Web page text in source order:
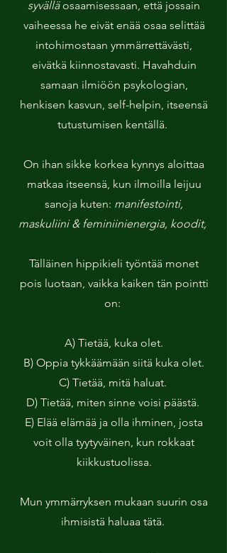
syvälläosaamisessaan, että jossain
vaiheessa he eivät enää osaa selittää
intohimostaan ymmärrettävästi,
eivätkä kiinnostavasti. Havahduin
samaan ilmiöön psykologian,
henkisen kasvun, self-helpin, itseensä
tutustumisen kentällä.
On ihan sikke korkea kynnys aloittaa
matkaa itseensä, kun ilmoilla leijuu
sanoja kuten: manifestointi,
maskuliini & feminiinienergia, koodit,
Tälläinen hippikieli työntää monet
pois luotaan, vaikka kaiken tän pointti
on:
A) Tietää, kuka olet.
B) Oppia tykkäämään siitä kuka olet.
C) Tietää, mitä haluat.
D) Tietää, miten sinne voisi päästä.
E) Elää elämää ja olla ihminen, josta
voit olla tyytyväinen, kun rokkaat
kiikkustuolissa.
Mun ymmärryksen mukaan suurin osa
ihmisistä haluaa tätä.